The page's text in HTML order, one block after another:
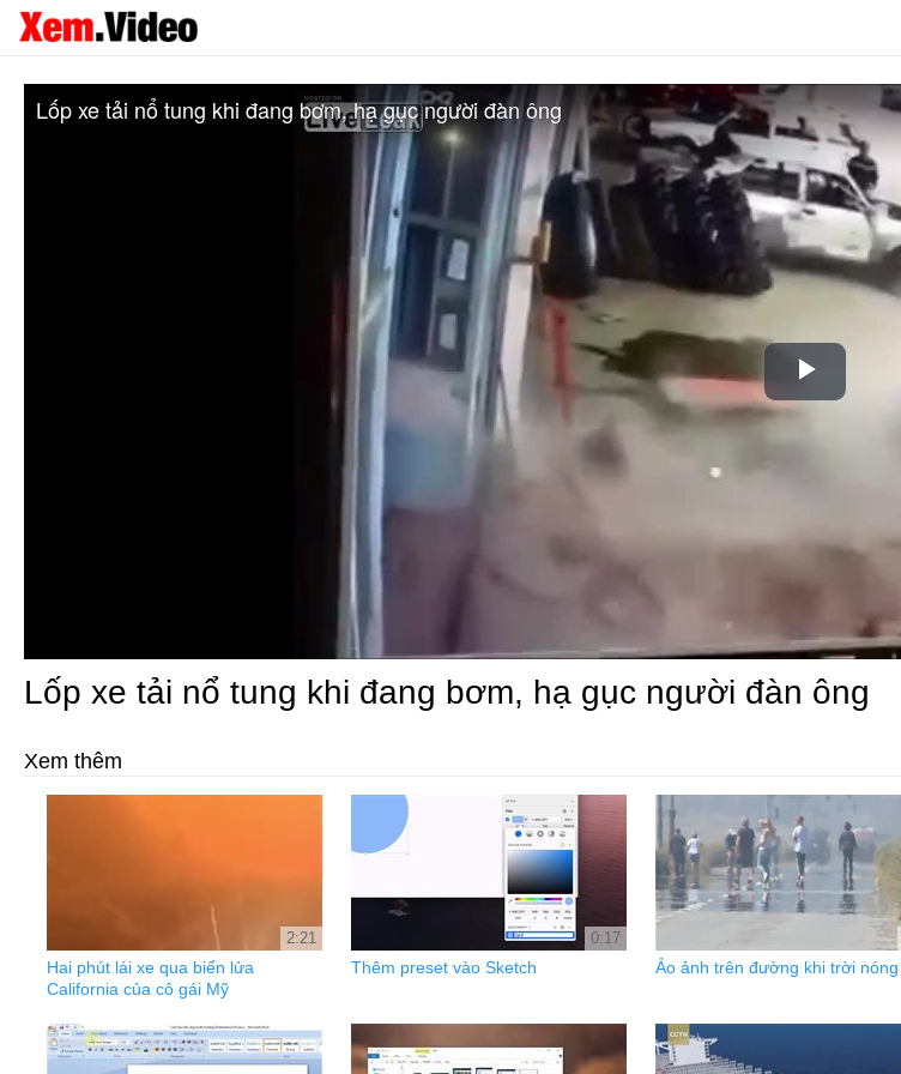
Play
Lốp xe tải nổ tung khi đang bơm, hạ gục người đàn ông
Lốp xe tải nổ tung khi đang bơm, hạ gục người đàn ông
Xem thêm
2:21
Hai phút lái xe qua biển lửa
California của cô gái Mỹ
0:17
Thêm preset vào Sketch Ảo ảnh trên đường khi trời nóng